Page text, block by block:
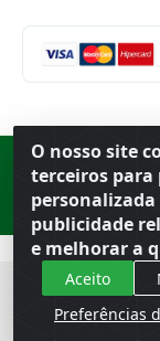
O nosso site
terceiros
publicidade
e melhorar a
Aceito
Preferências
Rod. SP-215, s/n, km
· CNPJ
© 2026 Atacado Ideal